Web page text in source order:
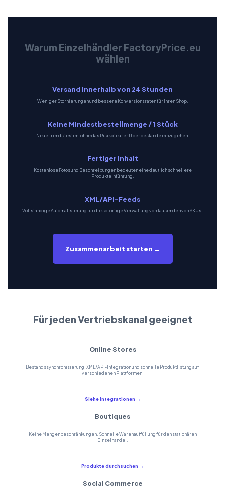
Warum Einzelhändler FactoryPrice.eu
wählen
Versand innerhalb von 24 Stunden
Weniger Stornierungen und bessere Konversionsraten für Ihren Shop.
Keine Mindestbestellmenge / 1 Stück
Neue Trends testen, ohne das Risiko teurer Überbestände einzugehen.
Fertiger Inhalt
Kostenlose Fotos und Beschreibungen bedeuten eine deutlich schnellere
Produkteinführung.
XML/API-Feeds
Vollständige Automatisierung für die sofortige Verwaltung von Tausenden von SKUs.
Zusammenarbeit starten →
Für jeden Vertriebskanal geeignet
Online Stores
Bestandssynchronisierung, XML/API-Integration und schnelle Produktlistung auf
verschiedenen Plattformen.
Siehe Integrationen →
Boutiques
Keine Mengenbeschränkungen. Schnelle Warenauffüllung für den stationären
Einzelhandel.
Produkte durchsuchen →
Social Commerce